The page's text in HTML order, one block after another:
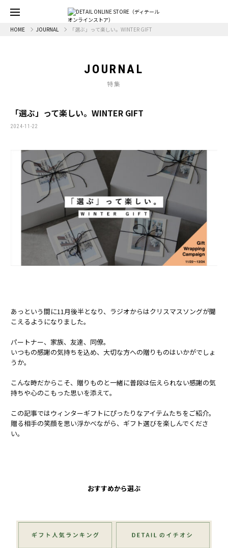
HOME JOURNAL 「選ぶ」って楽しい。WINTER GIFT
JOURNAL
特集
「選ぶ」って楽しい。WINTER GIFT
2024-11-22
あっという間に11月後半となり、ラジオからはクリスマスソングが聞
こえるようになりました。
パートナー、家族、友達、同僚。
いつもの感謝の気持ちを込め、大切な方への贈りものはいかがでしょ
うか。
こんな時だからこそ、贈りものと一緒に普段は伝えられない感謝の気
持ちや心のこもった思いを添えて。
この記事ではウィンターギフトにぴったりなアイテムたちをご紹介。
贈る相手の笑顔を思い浮かべながら、ギフト選びを楽しんでくださ
い。
おすすめから選ぶ